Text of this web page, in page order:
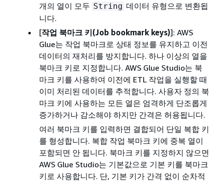
개의 열이 모두 String 데이터 유형으로 변환됩
니다.
[작업 북마크 키(Job bookmark keys)]: AWS
Glue는 작업 북마크로 상태 정보를 유지하고 이전
데이터의 재처리를 방지합니다. 하나 이상의 열을
북마크 키로 지정합니다. AWS Glue Studio는 북
마크 키를 사용하여 이전에 ETL 작업을 실행할 때
이미 처리된 데이터를 추적합니다. 사용자 정의 북
마크 키에 사용하는 모든 열은 엄격하게 단조롭게
증가하거나 감소해야 하지만 간격은 허용됩니다.
여러 북마크 키를 입력하면 결합되어 단일 복합 키
를 형성합니다. 복합 작업 북마크 키에 중복 열이
포함되면 안 됩니다. 북마크 키를 지정하지 않으면
AWS Glue Studio는 기본값으로 기본 키를 북마크
키로 사용합니다. 단, 기본 키가 간격 없이 순차적